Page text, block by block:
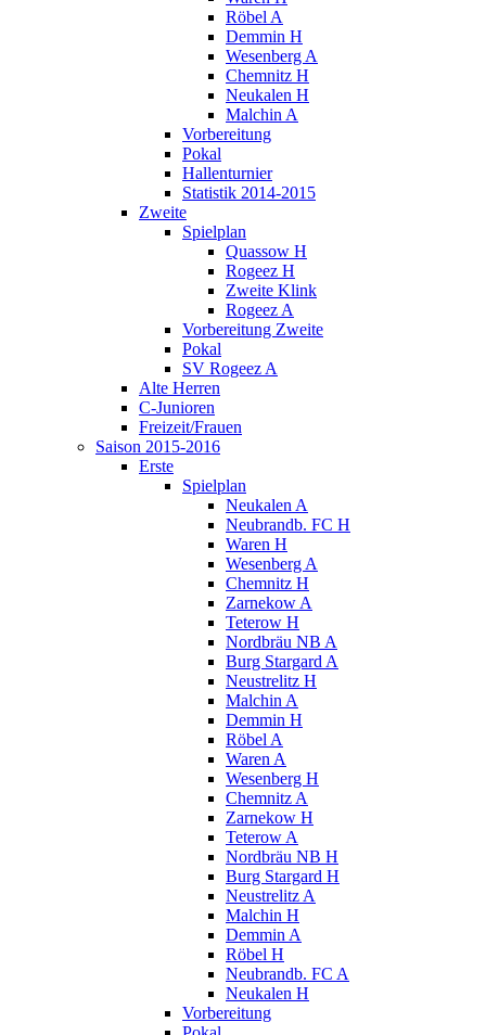
Röbel A
Demmin H
Wesenberg A
Chemnitz H
Neukalen H
Malchin A
Vorbereitung
Pokal
Hallenturnier
Statistik 2014-2015
Zweite
Spielplan
Quassow H
Rogeez H
Zweite Klink
Rogeez A
Vorbereitung Zweite
Pokal
SV Rogeez A
Alte Herren
C-Junioren
Freizeit/Frauen
Saison 2015-2016
Erste
Spielplan
Neukalen A
Neubrandb. FC H
Waren H
Wesenberg A
Chemnitz H
Zarnekow A
Teterow H
Nordbräu NB A
Burg Stargard A
Neustrelitz H
Malchin A
Demmin H
Röbel A
Waren A
Wesenberg H
Chemnitz A
Zarnekow H
Teterow A
Nordbräu NB H
Burg Stargard H
Neustrelitz A
Malchin H
Demmin A
Röbel H
Neubrandb. FC A
Neukalen H
Vorbereitung